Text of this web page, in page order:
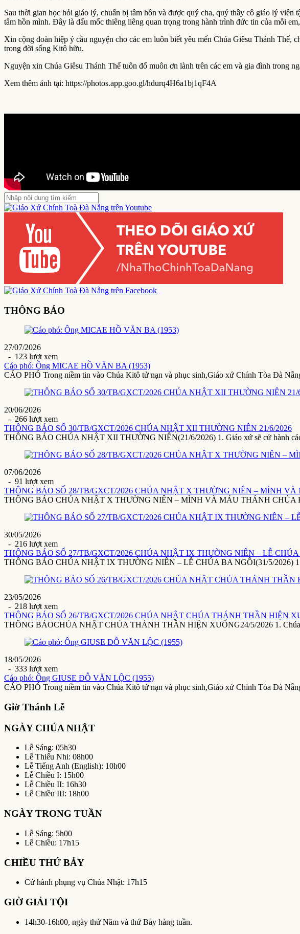
Sau thời gian học hỏi giáo lý, chuẩn bị tâm hồn và được quý cha, quý thầy cô giáo lý
tâm hồn mình. Đây là dấu mốc thiêng liêng quan trọng trong hành trình đức tin của mỗi
Xin cộng đoàn hiệp ý cầu nguyện cho các em luôn biết yêu mến Chúa Giêsu Thánh Thể,
trong đời sống Kitô hữu.
Nguyện xin Chúa Giêsu Thánh Thể tuôn đổ muôn ơn lành trên các em và gia đình trong
Xem thêm ảnh tại: https://photos.app.goo.gl/hdurq4H6a1bj1qF4A
THÔNG BÁO
27/07/2026
- 123 lượt xem
Cáo phó: Ông MICAE HỒ VĂN BA (1953)
CÁO PHÓ Trong niềm tin vào Chúa Kitô tử nạn và phục sinh,Giáo xứ Chính Tòa Đà
20/06/2026
- 266 lượt xem
THÔNG BÁO SỐ 30/TB/GXCT/2026 CHÚA NHẬT XII THƯỜNG NIÊN 21/6/2026
THÔNG BÁO CHÚA NHẬT XII THƯỜNG NIÊN(21/6/2026) 1. Giáo xứ sẽ cử hành
07/06/2026
- 91 lượt xem
THÔNG BÁO SỐ 28/TB/GXCT/2026 CHÚA NHẬT X THƯỜNG NIÊN – MÌNH
THÔNG BÁO CHÚA NHẬT X THƯỜNG NIÊN – MÌNH VÀ MÁU THÁNH CHÚA
30/05/2026
- 216 lượt xem
THÔNG BÁO SỐ 27/TB/GXCT/2026 CHÚA NHẬT IX THƯỜNG NIÊN – LỄ CHÚA
THÔNG BÁO CHÚA NHẬT IX THƯỜNG NIÊN – LỄ CHÚA BA NGÔI(31/5/2026)
23/05/2026
- 218 lượt xem
THÔNG BÁO SỐ 26/TB/GXCT/2026 CHÚA NHẬT CHÚA THÁNH THẦN HIỆN
THÔNG BÁOCHÚA NHẬT CHÚA THÁNH THẦN HIỆN XUỐNG24/5/2026 1.
18/05/2026
- 333 lượt xem
Cáo phó: Ông GIUSE ĐỖ VĂN LỘC (1955)
CÁO PHÓ Trong niềm tin vào Chúa Kitô tử nạn và phục sinh,Giáo xứ Chính Tòa Đà
Giờ Thánh Lễ
NGÀY CHÚA NHẬT
Lễ Sáng: 05h30
Lễ Thiếu Nhi: 08h00
Lễ Tiếng Anh (English): 10h00
Lễ Chiều I: 15h00
Lễ Chiều II: 16h30
Lễ Chiều III: 18h00
NGÀY TRONG TUẦN
Lễ Sáng: 5h00
Lễ Chiều: 17h15
CHIỀU THỨ BẢY
Cử hành phụng vụ Chúa Nhật: 17h15
GIỜ GIẢI TỘI
14h30-16h00, ngày thứ Năm và thứ Bảy hàng tuần.